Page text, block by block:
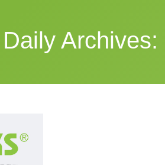
Daily Archives: